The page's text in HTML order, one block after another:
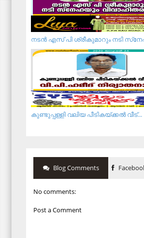
നടന്‍ എസ് പി ശ്രീകുമാറും നടി
കുണ്ടുപ്പള്ളി വലിയ പീടികയ്ക്കൽ വീട്...
Blog Comments
No comments:
Post a Comment